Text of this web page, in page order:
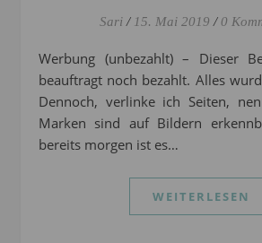
Sari / 15. Mai 2019 / 0
Werbung (unbezahlt) – Dieser Beitrag ist weder
beauftragt noch bezahlt. Alles
Dennoch, verlinke ich Seiten,
Marken sind auf Bildern
bereits morgen ist es…
WEITERLESEN